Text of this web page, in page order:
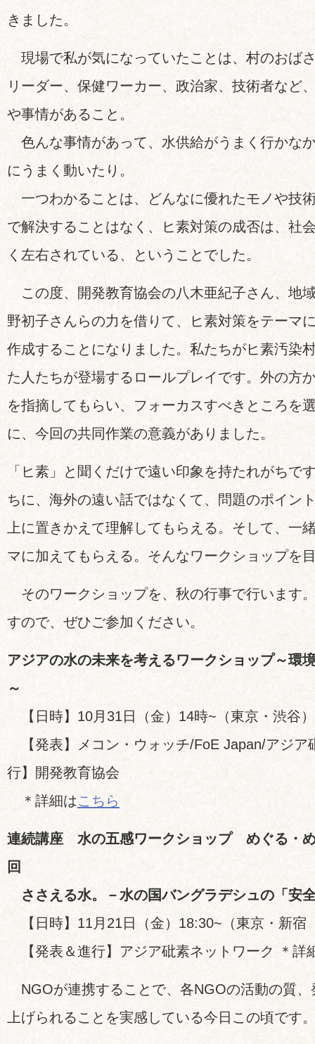
きました。
現場で私が気になっていたことは、村のおば
リーダー、保健ワーカー、政治家、技術者など
や事情があること。
色んな事情があって、水供給がうまく行かな
にうまく動いたり。
一つわかることは、どんなに優れたモノや技
で解決することはなく、ヒ素対策の成否は、社
く左右されている、ということでした。
この度、開発教育協会の八木亜紀子さん、地
野初子さんらの力を借りて、ヒ素対策をテーマ
作成することになりました。私たちがヒ素汚染
た人たちが登場するロールプレイです。外の方
を指摘してもらい、フォーカスすべきところを
に、今回の共同作業の意義がありました。
「ヒ素」と聞くだけで遠い印象を持たれがちで
ちに、海外の遠い話ではなくて、問題のポイン
上に置きかえて理解してもらえる。そして、一
マに加えてもらえる。そんなワークショップを
そのワークショップを、秋の行事で行います
すので、ぜひご参加ください。
アジアの水の未来を考えるワークショップ～環
～
【日時】10月31日（金）14時~（東京・渋谷）
【発表】メコン・ウォッチ/FoE Japan/アジア
行】開発教育協会
＊詳細はこちら
連続講座 水の五感ワークショップ めぐる・
回
ささえる水。－水の国バングラデシュの「安
【日時】11月21日（金）18:30~（東京・新
【発表＆進行】アジア砒素ネットワーク ＊詳
NGOが連携することで、各NGOの活動の質、
上げられることを実感している今日この頃です